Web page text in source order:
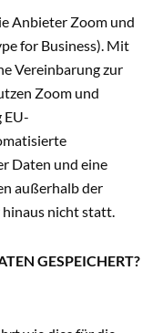
Anbieter Zoom und
for Business). Mit
Vereinbarung zur
Zoom und
EU-
Daten und eine
außerhalb der
nicht statt.
GESPEICHERT?